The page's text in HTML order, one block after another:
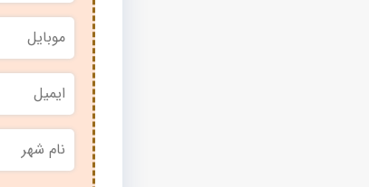
نام
خانوادگی
موبایل
ایمیل
نام
شهر